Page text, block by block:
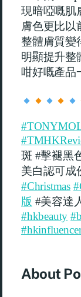
現暗啞嘅肌
膚色更比以
整體膚質變
明顯提升整
咁好嘅產品
斑 #擊褪黑
美白認可成
#Christmas
版 #美容達
#hkbeauty
About